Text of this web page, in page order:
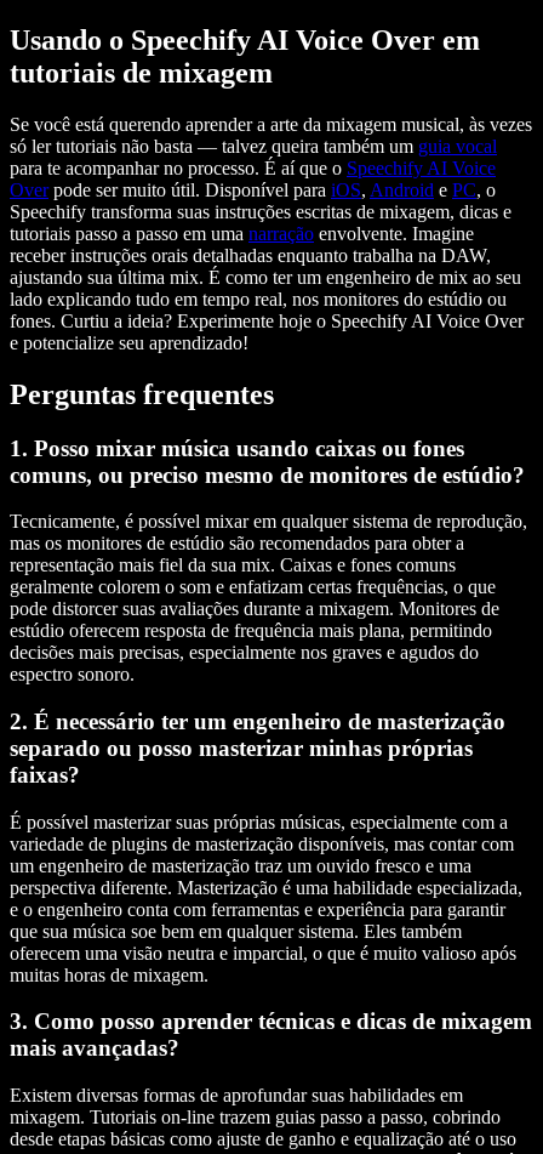
Usando o Speechify AI Voice Over em
tutoriais de mixagem
Se você está querendo aprender a arte da mixagem musical, às vezes
só ler tutoriais não basta — talvez queira também um guia vocal
para te acompanhar no processo. É aí que o Speechify AI Voice
Overpode ser muito útil. Disponível para iOS, Android e PC, o
Speechify transforma suas instruções escritas de mixagem, dicas e
tutoriais passo a passo em uma narração envolvente. Imagine
receber instruções orais detalhadas enquanto trabalha na DAW,
ajustando sua última mix. É como ter um engenheiro de mix ao seu
lado explicando tudo em tempo real, nos monitores do estúdio ou
fones. Curtiu a ideia? Experimente hoje o Speechify AI Voice Over
e potencialize seu aprendizado!
Perguntas frequentes
1. Posso mixar música usando caixas ou fones
comuns, ou preciso mesmo de monitores de estúdio?
Tecnicamente, é possível mixar em qualquer sistema de reprodução,
mas os monitores de estúdio são recomendados para obter a
representação mais fiel da sua mix. Caixas e fones comuns
geralmente colorem o som e enfatizam certas frequências, o que
pode distorcer suas avaliações durante a mixagem. Monitores de
estúdio oferecem resposta de frequência mais plana, permitindo
decisões mais precisas, especialmente nos graves e agudos do
espectro sonoro.
2. É necessário ter um engenheiro de masterização
separado ou posso masterizar minhas próprias
faixas?
É possível masterizar suas próprias músicas, especialmente com a
variedade de plugins de masterização disponíveis, mas contar com
um engenheiro de masterização traz um ouvido fresco e uma
perspectiva diferente. Masterização é uma habilidade especializada,
e o engenheiro conta com ferramentas e experiência para garantir
que sua música soe bem em qualquer sistema. Eles também
oferecem uma visão neutra e imparcial, o que é muito valioso após
muitas horas de mixagem.
3. Como posso aprender técnicas e dicas de mixagem
mais avançadas?
Existem diversas formas de aprofundar suas habilidades em
mixagem. Tutoriais on-line trazem guias passo a passo, cobrindo
desde etapas básicas como ajuste de ganho e equalização até o uso